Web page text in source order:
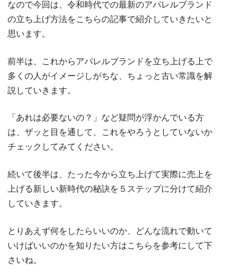
なので今回は、令和時代での最新のアパレルブランド
の立ち上げ方法をこちらの記事で紹介していきたいと
思います。
前半は、これからアパレルブランドを立ち上げる上で
多くの人がイメージしがちな、ちょっと古い常識を解
説していきます。
「あれは必要ないの？」など疑問が浮かんでいる方
は、ザッと目を通して、これをやろうとしていないか
チェックしてみてください。
続いて後半は、たった今から立ち上げて実際に売上を
上げる新しい新時代の秘訣を５ステップに分けて紹介
していきます。
とりあえず何をしたらいいのか、どんな流れで動いて
いけばいいのかを知りたい方はこちらを参考にして下
さいね。